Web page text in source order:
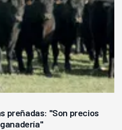
preñadas: "Son precios